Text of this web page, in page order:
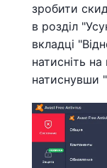
зробити
в розділ
вкладці
натисніть
натиснувши